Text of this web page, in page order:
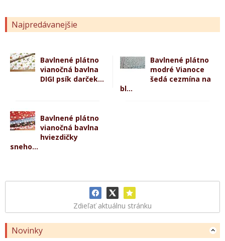
Najpredávanejšie
Bavlnené plátno
vianočná bavlna
DIGI psík darček...
Bavlnené plátno
modré Vianoce
šedá cezmína na
bl...
Bavlnené plátno
vianočná bavlna
hviezdičky
sneho...
Zdieľať aktuálnu stránku
Novinky